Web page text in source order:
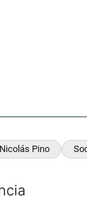
Nicolás Pino